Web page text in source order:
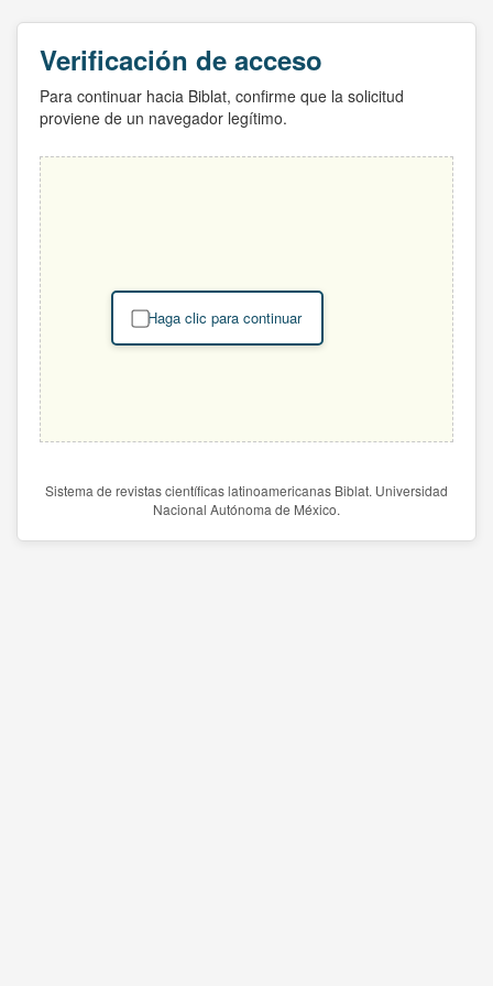
Verificación de acceso
Para continuar hacia Biblat, confirme que la solicitud
proviene de un navegador legítimo.
Haga clic para continuar
Sistema de revistas científicas latinoamericanas Biblat. Universidad
Nacional Autónoma de México.